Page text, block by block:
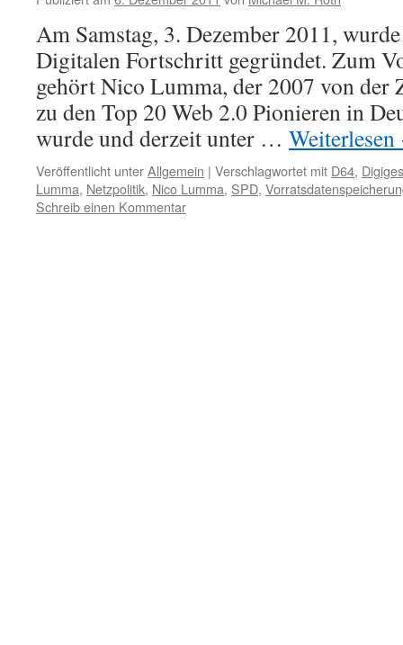
Am Samstag, 3. Dezember 2011,
Digitalen Fortschritt gegründet. Zum
gehört Nico Lumma, der 2007 von
zu den Top 20 Web 2.0 Pionieren in
wurde und derzeit unter … Weiterlesen
Veröffentlicht unterAllgemein | Verschlagwortet mit D64, Digiges
Lumma, Netzpolitik, Nico Lumma, SPD,
Schreib einen Kommentar